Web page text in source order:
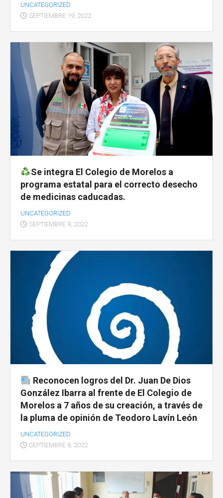
UNCATEGORIZED
SEPTIEMBRE 19, 2022
Se integra El Colegio de Morelos a
programa estatal para el correcto desecho
de medicinas caducadas.
UNCATEGORIZED
SEPTIEMBRE 9, 2022
Reconocen logros del Dr. Juan De Dios
González Ibarra al frente de El Colegio de
Morelos a 7 años de su creación, a través de
la pluma de opinión de Teodoro Lavín León
UNCATEGORIZED
SEPTIEMBRE 8, 2022